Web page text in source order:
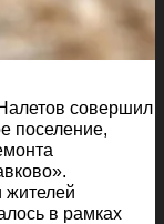
совершил
поселение,
жителей
в рамках